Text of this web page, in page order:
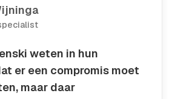
weten in hun
er een compromis moet
maar daar